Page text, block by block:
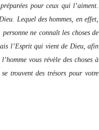
pour ceux qui l’aiment.
Lequel des hommes, en effet,
ne connaît les choses de
l’Esprit qui vient de Dieu, afin
vous révèle des choses à
trouvent des trésors pour votre